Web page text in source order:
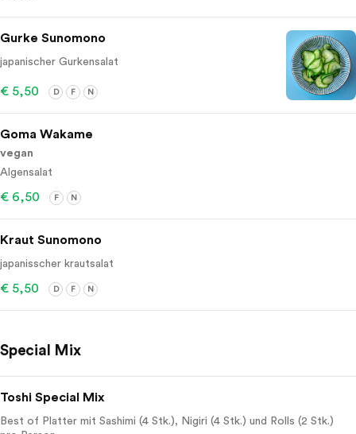
Gurke Sunomono
japanischer Gurkensalat
€ 5,50 D F N
Goma Wakame
vegan
Algensalat
€ 6,50 F N
Kraut Sunomono
japanisscher krautsalat
€ 5,50 D F N
Special Mix
Toshi Special Mix
Best of Platter mit Sashimi (4 Stk.), Nigiri (4 Stk.) und Rolls (2 Stk.)